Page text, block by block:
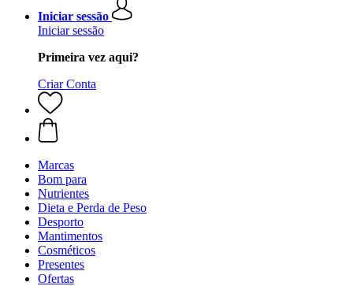
Iniciar sessão
Iniciar sessão
Primeira vez aqui?
Criar Conta
Marcas
Bom para
Nutrientes
Dieta e Perda de Peso
Desporto
Mantimentos
Cosméticos
Presentes
Ofertas